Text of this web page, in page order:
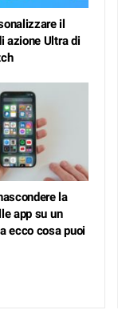
il
azione Ultra di
la
app su un
ecco cosa puoi